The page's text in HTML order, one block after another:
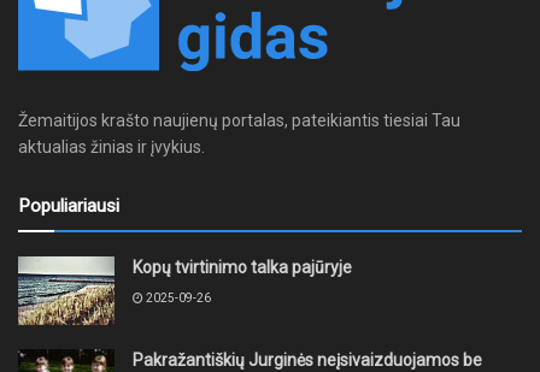
Žemaitijos krašto naujienų portalas, pateikiantis tiesiai Tau
aktualias žinias ir įvykius.
Populiariausi
Kopų tvirtinimo talka pajūryje
2025-09-26
Pakražantiškių Jurginės neįsivaizduojamos be